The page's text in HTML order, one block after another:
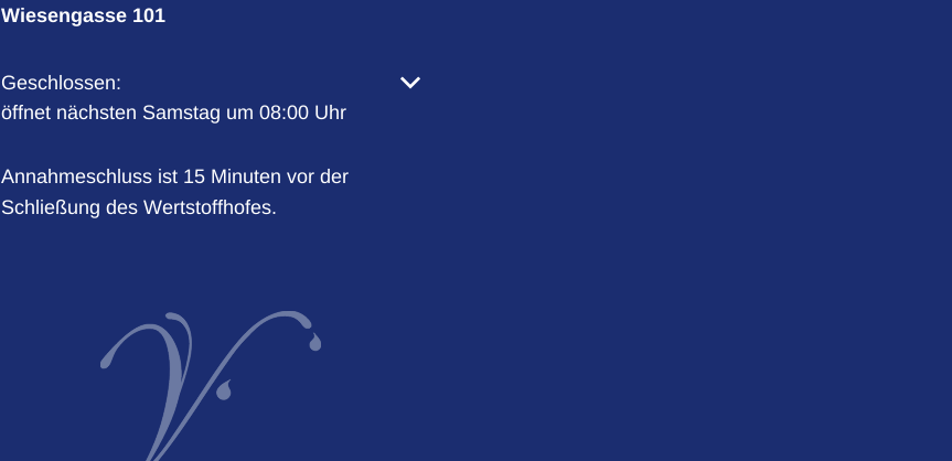
Wiesengasse 101
Klicken, um weitere Öffnungs- oder Schließzeiten auszublenden
Geschlossen:
öffnet nächsten Samstag um 08:00 Uhr
Annahmeschluss ist 15 Minuten vor der
Schließung des Wertstoffhofes.